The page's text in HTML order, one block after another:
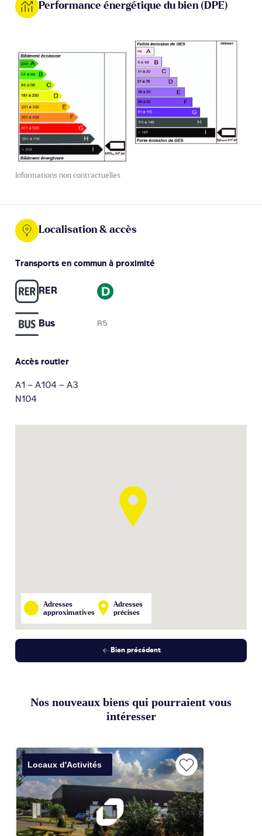
Performance énergétique du bien (DPE)
Informations non contractuelles
Localisation & accès
Transports en commun à proximité
RER
Bus R5
Accès routier
A1 – A104 – A3
N104
Adresses
approximatives
Adresses
précises
Bien précédent
Nos nouveaux biens qui pourraient vous
intéresser
Locaux d'Activités